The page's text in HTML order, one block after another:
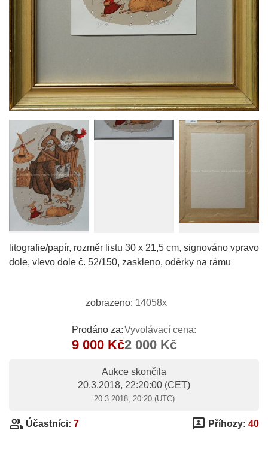
litografie/papír, rozměr listu 30 x 21,5 cm, signováno vpravo
dole, vlevo dole č. 52/150, zaskleno, oděrky na rámu
zobrazeno: 14058x
Prodáno za:
9 000 Kč
Vyvolávací cena:
2 000 Kč
Aukce skončila
20.3.2018, 22:20:00 (CET)
20.3.2018, 20:20 (UTC)
group Účastníci: 7 3p Příhozy: 40